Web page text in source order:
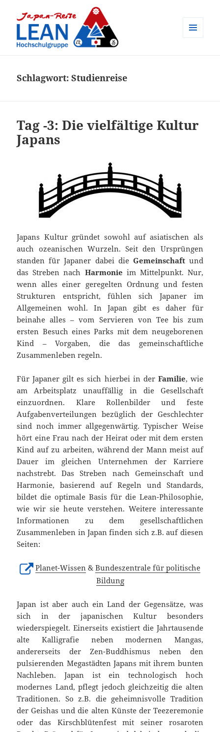
Hochschulgruppe e.V.
Schlagwort:Studienreise
Tag -3: Die vielfältige Kultur
Japans
Japans Kultur gründet sowohl auf asiatischen als
auch ozeanischen Wurzeln. Seit den Ursprüngen
standen für Japaner dabei die Gemeinschaftund
das Streben nach Harmonie im Mittelpunkt. Nur,
wenn alles einer geregelten Ordnung und festen
Strukturen entspricht, fühlen sich Japaner im
Allgemeinen wohl. In Japan gibt es daher für
beinahe alles – vom Servieren von Tee bis zum
ersten Besuch eines Parks mit dem neugeborenen
Kind – Vorgaben, die das gemeinschaftliche
Zusammenleben regeln.
Für Japaner gilt es sich hierbei in der Familie, wie
am Arbeitsplatz unauffällig in die Gesellschaft
einzuordnen. Klare Rollenbilder und feste
Aufgabenverteilungen bezüglich der Geschlechter
sind noch immer allgegenwärtig. Typischer Weise
hört eine Frau nach der Heirat oder mit dem ersten
Kind auf zu arbeiten, während der Mann meist auf
Dauer im gleichen Unternehmen der Karriere
nachstrebt. Das Streben nach Gemeinschaft und
Harmonie, basierend auf Regeln und Standards,
bildet die optimale Basis für die Lean-Philosophie,
wie wir sie heute verstehen. Weitere interessante
Informationen zu dem gesellschaftlichen
Zusammenleben in Japan finden sich z.B. auf diesen
Seiten:
Planet-Wissen & Bundeszentrale für politische
Bildung
Japan ist aber auch ein Land der Gegensätze, was
sich in der japanischen Kultur besonders
wiederspiegelt. Einerseits existiert die Jahrtausende
alte Kalligrafie neben modernen Mangas,
andererseits der Zen-Buddhismus neben den
pulsierenden Megastädten Japans mit ihrem bunten
Nachleben. Japan ist ein technologisch hoch
modernes Land, pflegt jedoch gleichzeitig die alten
Traditionen. So z.B. die geheimnisvolle Tradition
der Geishas und die alten Künste der Teezeremonie
oder das Kirschblütenfest mit seiner rosaroten